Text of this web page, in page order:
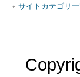
サイトカテゴリ